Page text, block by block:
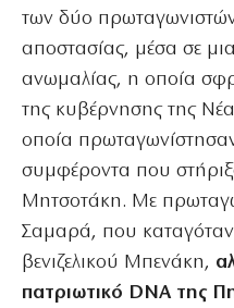
των δύο
αποστασίας, μέσα σε
ανωμαλίας, η οποία
της κυβέρνησης της
οποία
συμφέροντα που
Μητσοτάκη. Με
Σαμαρά, που καταγόταν
βενιζελικού Μπενάκη,
πατριωτικό DNA της